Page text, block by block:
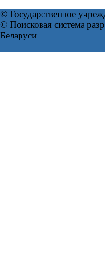
© Государственное
© Поисковая система
Беларуси